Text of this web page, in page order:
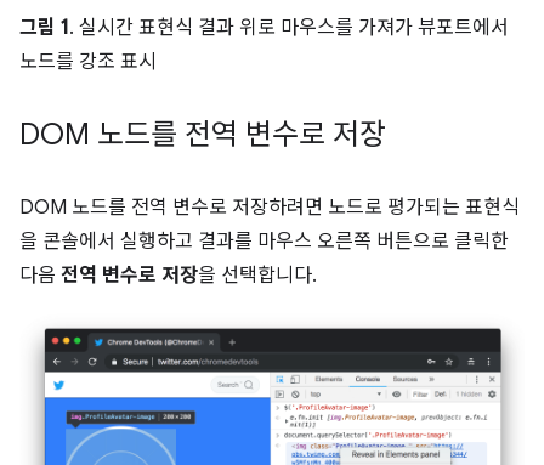
그림 1. 실시간 표현식 결과 위로 마우스를 가져가 뷰포트에서
노드를 강조 표시
DOM 노드를 전역 변수로 저장
DOM 노드를 전역 변수로 저장하려면 노드로 평가되는 표현식
을 콘솔에서 실행하고 결과를 마우스 오른쪽 버튼으로 클릭한
다음 전역 변수로 저장을 선택합니다.